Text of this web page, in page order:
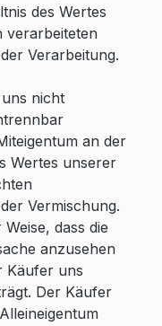
des Wertes
verarbeiteten
Verarbeitung.
nicht
an der
Wertes unserer
Vermischung.
dass die
anzusehen
Käufer uns
Der Käufer